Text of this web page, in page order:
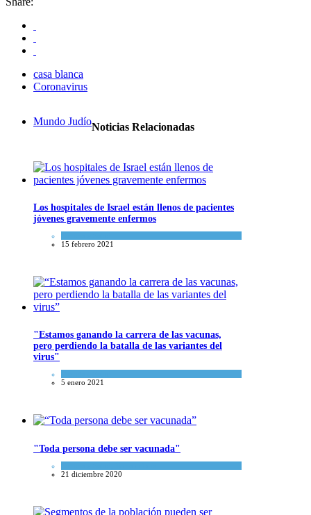
casa blanca
Coronavirus
Mundo JudíoNoticias Relacionadas
Los hospitales de Israel están llenos de pacientes
jóvenes gravemente enfermos
15 febrero 2021
"Estamos ganando la carrera de las vacunas,
pero perdiendo la batalla de las variantes del
virus"
5 enero 2021
"Toda persona debe ser vacunada"
21 diciembre 2020